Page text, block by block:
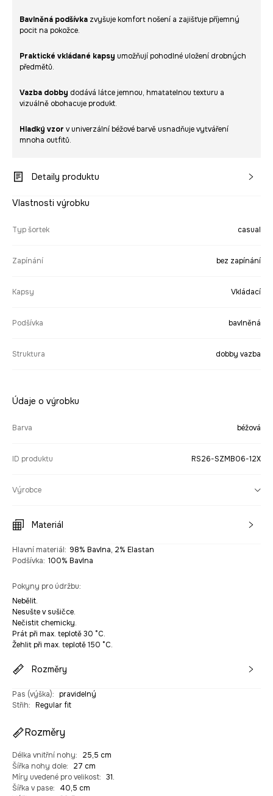
Bavlněná podšívka zvyšuje komfort nošení a zajišťuje příjemný
pocit na pokožce.
Praktické vkládané kapsy umožňují pohodlné uložení drobných
předmětů.
Vazba dobby dodává látce jemnou, hmatatelnou texturu a
vizuálně obohacuje produkt.
Hladký vzor v univerzální béžové barvě usnadňuje vytváření
mnoha outfitů.
Detaily produktu
Vlastnosti výrobku
Typ šortek casual
Zapínání bez zapínání
Kapsy Vkládací
Podšívka bavlněná
Struktura dobby vazba
Údaje o výrobku
Barva béžová
ID produktu RS26-SZMB06-12X
Výrobce
Materiál
Hlavní materiál: 98% Bavlna, 2% Elastan
Podšívka: 100% Bavlna
Pokyny pro údržbu:
Nebělit.
Nesušte v sušičce.
Nečistit chemicky.
Prát při max. teplotě 30 °C.
Žehlit při max. teplotě 150 °C.
Rozměry
Pas (výška): pravidelný
Střih: Regular fit
Rozměry
Délka vnitřní nohy:
25,5 cm
Šířka nohy dole:
27 cm
Míry uvedené pro velikost: 31.
Šířka v pase:
40,5 cm